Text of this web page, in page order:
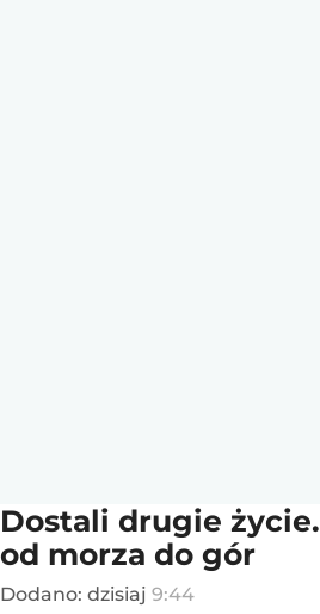
Dostali drugie
od morza do gór
Dodano: dzisiaj 9:44